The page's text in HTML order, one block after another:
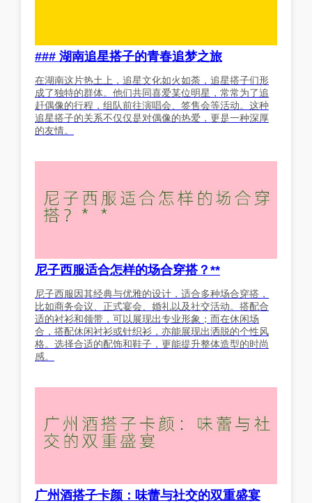
### 湖南追星搭子的青春追梦之旅
在湖南这片热土上，追星文化如火如荼，追星搭子们形
成了独特的群体。他们共同喜爱某位明星，常常为了追
赶偶像的行程，组队前往演唱会、签售会等活动。这种
追星搭子的关系不仅仅是对偶像的热爱，更是一种深厚
的友情。
尼子西服适合怎样的场合穿搭？**
尼子西服因其经典与优雅的设计，适合多种场合穿搭，
比如商务会议、正式宴会、婚礼以及社交活动。搭配合
适的衬衫和领带，可以展现出专业形象；而在休闲场
合，搭配休闲衬衫或针织衫，亦能展现出洒脱的个性风
格。选择合适的配饰和鞋子，更能提升整体造型的时尚
感。
广州酒搭子卡颜：味蕾与社交的双重盛宴